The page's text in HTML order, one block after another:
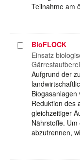
Teilnahme am
Projekt
auswählen
BioFLOCK
Einsatz
Aufgrund der
Reduktion des
gleichzeitiger
Nährstoffe.
abzutrennen,